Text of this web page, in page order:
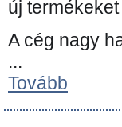
új
A cég nagy
...
Tovább